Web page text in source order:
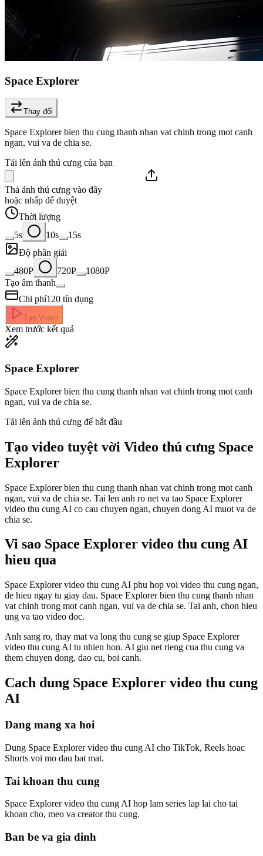
Space Explorer
Thay đổi
Space Explorer bien thu cung thanh nhan vat chinh trong mot canh
ngan, vui va de chia se.
Tải lên ảnh thú cưng của bạn
Thả ảnh thú cưng vào đây
hoặc nhấp để duyệt
Thời lượng
5s
10s
15s
Độ phân giải
480P
720P
1080P
Tạo âm thanh
Chi phí120 tín dụng
Tạo Video
Xem trước kết quả
Space Explorer
Space Explorer bien thu cung thanh nhan vat chinh trong mot canh
ngan, vui va de chia se.
Tải lên ảnh thú cưng để bắt đầu
Tạo video tuyệt vời Video thú cưng Space
Explorer
Space Explorer bien thu cung thanh nhan vat chinh trong mot canh
ngan, vui va de chia se. Tai len anh ro net va tao Space Explorer
video thu cung AI co cau chuyen ngan, chuyen dong AI muot va de
chia se.
Vi sao Space Explorer video thu cung AI
hieu qua
Space Explorer video thu cung AI phu hop voi video thu cung ngan,
de hieu ngay tu giay dau. Space Explorer bien thu cung thanh nhan
vat chinh trong mot canh ngan, vui va de chia se. Tai anh, chon hieu
ung va tao video doc.
Anh sang ro, thay mat va long thu cung se giup Space Explorer
video thu cung AI tu nhien hon. AI giu net rieng cua thu cung va
them chuyen dong, dao cu, boi canh.
Cach dung Space Explorer video thu cung
AI
Dang mang xa hoi
Dung Space Explorer video thu cung AI cho TikTok, Reels hoac
Shorts voi mo dau bat mat.
Tai khoan thu cung
Space Explorer video thu cung AI hop lam series lap lai cho tai
khoan cho, meo va creator thu cung.
Ban be va gia dinh